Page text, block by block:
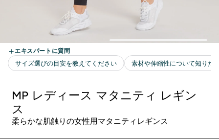
MP レディース マタニティ レギン
ス
柔らかな肌触りの女性用マタニティレギンス